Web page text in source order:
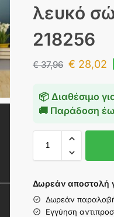
λευκό
218256
€37,96 € 28,02
📦 Διαθέσιμο
🚚 Παράδοση
Δωρεάν αποστολή
Δωρεάν
Εγγύηση